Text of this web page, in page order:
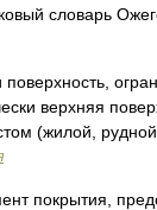
словарь
верхняя
(жилой,
покрытия,